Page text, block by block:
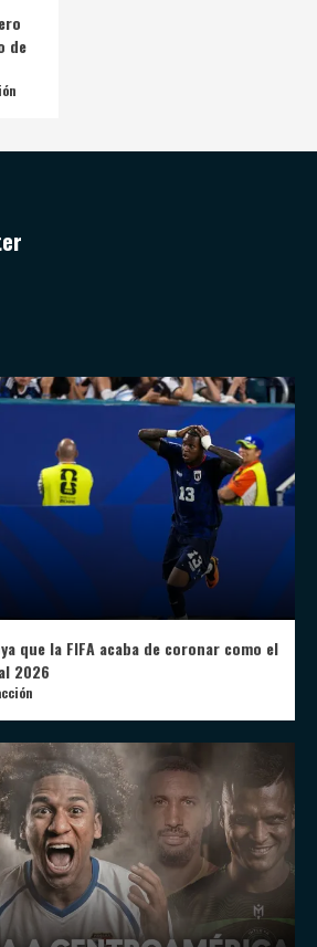
de
que la FIFA acaba de coronar como el
2026